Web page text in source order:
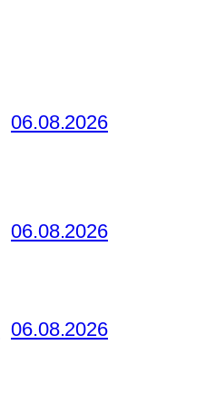
06.08.2026
06.08.2026
06.08.2026